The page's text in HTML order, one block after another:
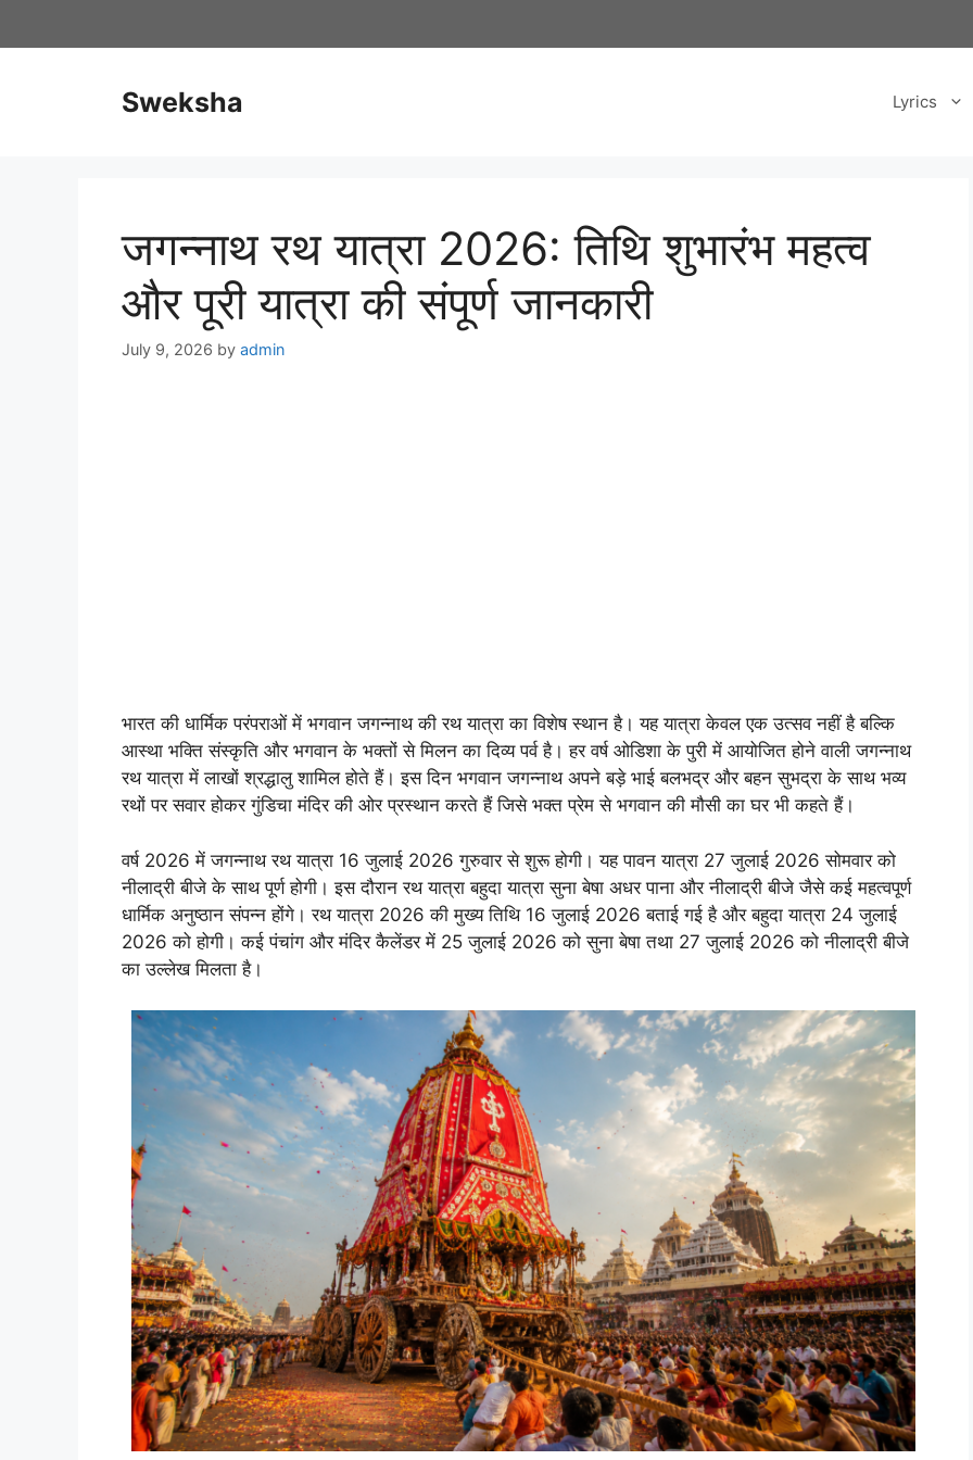
Sweksha Lyrics
जगन्नाथ रथ यात्रा 2026: तिथि शुभारंभ महत्व
और पूरी यात्रा की संपूर्ण जानकारी
July 9, 2026 by admin
भारत की धार्मिक परंपराओं में भगवान जगन्नाथ की रथ यात्रा का विशेष स्थान है। यह यात्रा केवल एक उत्सव नहीं है बल्कि
आस्था भक्ति संस्कृति और भगवान के भक्तों से मिलन का दिव्य पर्व है। हर वर्ष ओडिशा के पुरी में आयोजित होने वाली जगन्नाथ
रथ यात्रा में लाखों श्रद्धालु शामिल होते हैं। इस दिन भगवान जगन्नाथ अपने बड़े भाई बलभद्र और बहन सुभद्रा के साथ भव्य
रथों पर सवार होकर गुंडिचा मंदिर की ओर प्रस्थान करते हैं जिसे भक्त प्रेम से भगवान की मौसी का घर भी कहते हैं।
वर्ष 2026 में जगन्नाथ रथ यात्रा 16 जुलाई 2026 गुरुवार से शुरू होगी। यह पावन यात्रा 27 जुलाई 2026 सोमवार को
नीलाद्री बीजे के साथ पूर्ण होगी। इस दौरान रथ यात्रा बहुदा यात्रा सुना बेषा अधर पाना और नीलाद्री बीजे जैसे कई महत्वपूर्ण
धार्मिक अनुष्ठान संपन्न होंगे। रथ यात्रा 2026 की मुख्य तिथि 16 जुलाई 2026 बताई गई है और बहुदा यात्रा 24 जुलाई
2026 को होगी। कई पंचांग और मंदिर कैलेंडर में 25 जुलाई 2026 को सुना बेषा तथा 27 जुलाई 2026 को नीलाद्री बीजे
का उल्लेख मिलता है।